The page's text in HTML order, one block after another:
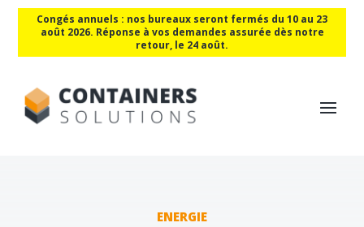
Congés annuels : nos bureaux seront fermés du 10 au 23
août 2026. Réponse à vos demandes assurée dès notre
retour, le 24 août.
ENERGIE